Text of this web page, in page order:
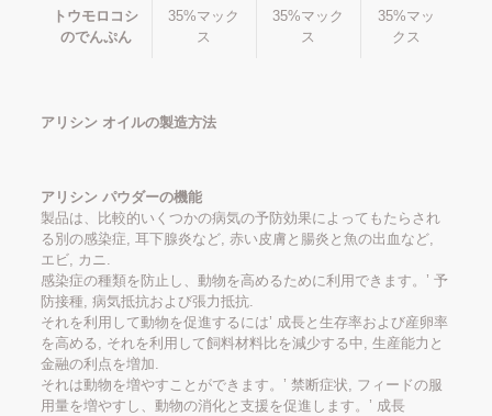
トウモロコシ
のでんぷん
35%マック
ス
35%マック
ス
35%マッ
クス
アリシン オイルの製造方法
アリシン パウダーの機能
製品は、比較的いくつかの病気の予防効果によってもたらされ
る別の感染症, 耳下腺炎など, 赤い皮膚と腸炎と魚の出血など,
エビ, カニ.
感染症の種類を防止し、動物を高めるために利用できます。’ 予
防接種, 病気抵抗および張力抵抗.
それを利用して動物を促進するには’ 成長と生存率および産卵率
を高める, それを利用して飼料材料比を減少する中, 生産能力と
金融の利点を増加.
それは動物を増やすことができます。’ 禁断症状, フィードの服
用量を増やすし、動物の消化と支援を促進します。’ 成長